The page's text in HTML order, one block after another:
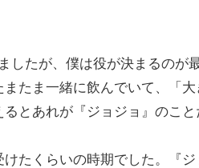
したが、僕は役が決まるのが
たま一緒に飲んでいて、「
とあれが『ジョジョ』のこと
たくらいの時期でした。『